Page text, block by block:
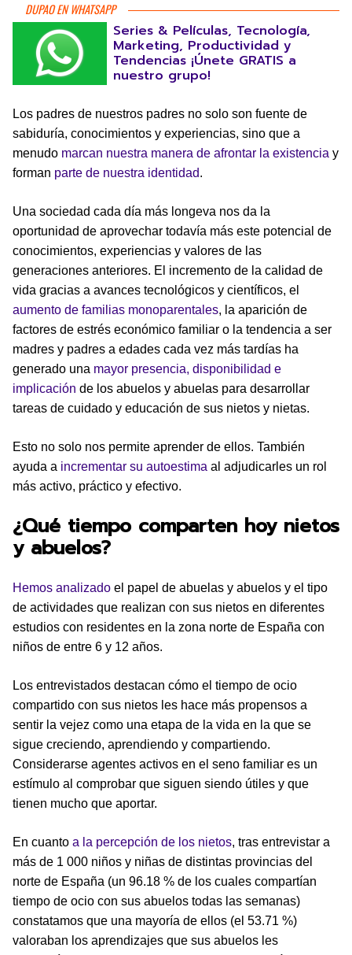
DUPAO EN WHATSAPP
Series & Películas, Tecnología,
Marketing, Productividad y
Tendencias ¡Únete GRATIS a
nuestro grupo!
Los padres de nuestros padres no solo son fuente de
sabiduría, conocimientos y experiencias, sino que a
menudo marcan nuestra manera de afrontar la existencia y
forman parte de nuestra identidad.
Una sociedad cada día más longeva nos da la
oportunidad de aprovechar todavía más este potencial de
conocimientos, experiencias y valores de las
generaciones anteriores. El incremento de la calidad de
vida gracias a avances tecnológicos y científicos, el
aumento de familias monoparentales, la aparición de
factores de estrés económico familiar o la tendencia a ser
madres y padres a edades cada vez más tardías ha
generado una mayor presencia, disponibilidad e
implicación de los abuelos y abuelas para desarrollar
tareas de cuidado y educación de sus nietos y nietas.
Esto no solo nos permite aprender de ellos. También
ayuda a incrementar su autoestima al adjudicarles un rol
más activo, práctico y efectivo.
¿Qué tiempo comparten hoy nietos
y abuelos?
Hemos analizado el papel de abuelas y abuelos y el tipo
de actividades que realizan con sus nietos en diferentes
estudios con residentes en la zona norte de España con
niños de entre 6 y 12 años.
Los entrevistados destacan cómo el tiempo de ocio
compartido con sus nietos les hace más propensos a
sentir la vejez como una etapa de la vida en la que se
sigue creciendo, aprendiendo y compartiendo.
Considerarse agentes activos en el seno familiar es un
estímulo al comprobar que siguen siendo útiles y que
tienen mucho que aportar.
En cuanto a la percepción de los nietos, tras entrevistar a
más de 1 000 niños y niñas de distintas provincias del
norte de España (un 96.18 % de los cuales compartían
tiempo de ocio con sus abuelos todas las semanas)
constatamos que una mayoría de ellos (el 53.71 %)
valoraban los aprendizajes que sus abuelos les